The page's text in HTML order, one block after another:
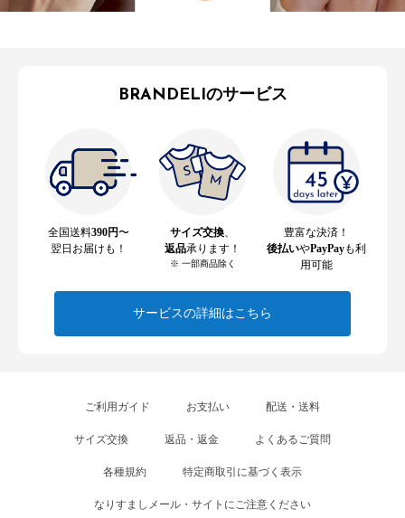
BRANDELIのサービス
全国送料390円〜
翌日お届けも！
サイズ交換、
返品承ります！
※ 一部商品除く
豊富な決済！
後払いやPayPayも利
用可能
サービスの詳細はこちら
ご利用ガイド お支払い 配送・送料
サイズ交換 返品・返金 よくあるご質問
各種規約 特定商取引に基づく表示
なりすましメール・サイトにご注意ください